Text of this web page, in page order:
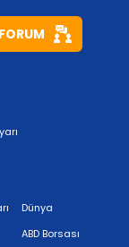
FORUM
Dünya
ABD Borsası